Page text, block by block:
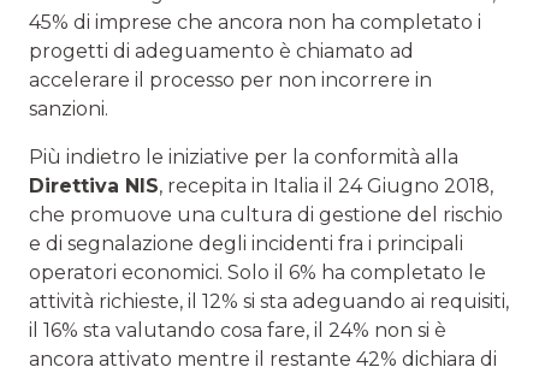
45% di imprese che ancora non ha completato i
progetti di adeguamento è chiamato ad
accelerare il processo per non incorrere in
sanzioni.
Più indietro le iniziative per la conformità alla
Direttiva NIS, recepita in Italia il 24 Giugno 2018,
che promuove una cultura di gestione del rischio
e di segnalazione degli incidenti fra i principali
operatori economici. Solo il 6% ha completato le
attività richieste, il 12% si sta adeguando ai requisiti,
il 16% sta valutando cosa fare, il 24% non si è
ancora attivato mentre il restante 42% dichiara di